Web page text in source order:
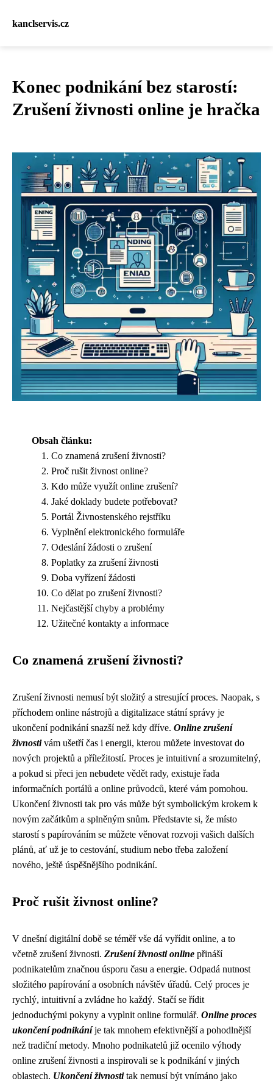
kanclservis.cz
Konec podnikání bez starostí:
Zrušení živnosti online je hračka
Obsah článku:
Co znamená zrušení živnosti?
Proč rušit živnost online?
Kdo může využít online zrušení?
Jaké doklady budete potřebovat?
Portál Živnostenského rejstříku
Vyplnění elektronického formuláře
Odeslání žádosti o zrušení
Poplatky za zrušení živnosti
Doba vyřízení žádosti
Co dělat po zrušení živnosti?
Nejčastější chyby a problémy
Užitečné kontakty a informace
Co znamená zrušení živnosti?
Zrušení živnosti nemusí být složitý a stresující proces. Naopak, s
příchodem online nástrojů a digitalizace státní správy je
ukončení podnikání snazší než kdy dříve. Online zrušení
živnostivám ušetří čas i energii, kterou můžete investovat do
nových projektů a příležitostí. Proces je intuitivní a srozumitelný,
a pokud si přeci jen nebudete vědět rady, existuje řada
informačních portálů a online průvodců, které vám pomohou.
Ukončení živnosti tak pro vás může být symbolickým krokem k
novým začátkům a splněným snům. Představte si, že místo
starostí s papírováním se můžete věnovat rozvoji vašich dalších
plánů, ať už je to cestování, studium nebo třeba založení
nového, ještě úspěšnějšího podnikání.
Proč rušit živnost online?
V dnešní digitální době se téměř vše dá vyřídit online, a to
včetně zrušení živnosti. Zrušení živnosti online přináší
podnikatelům značnou úsporu času a energie. Odpadá nutnost
složitého papírování a osobních návštěv úřadů. Celý proces je
rychlý, intuitivní a zvládne ho každý. Stačí se řídit
jednoduchými pokyny a vyplnit online formulář. Online proces
ukončení podnikáníje tak mnohem efektivnější a pohodlnější
než tradiční metody. Mnoho podnikatelů již ocenilo výhody
online zrušení živnosti a inspirovali se k podnikání v jiných
oblastech. Ukončení živnostitak nemusí být vnímáno jako